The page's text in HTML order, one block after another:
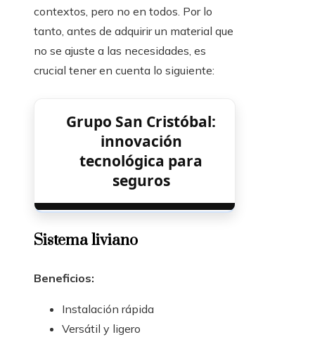
contextos, pero no en todos. Por lo
tanto, antes de adquirir un material que
no se ajuste a las necesidades, es
crucial tener en cuenta lo siguiente:
Grupo San Cristóbal:
innovación
tecnológica para
seguros
Sistema liviano
Beneficios:
Instalación rápida
Versátil y ligero